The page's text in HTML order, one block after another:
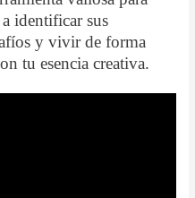
identificar sus
y vivir de forma
tu esencia creativa.